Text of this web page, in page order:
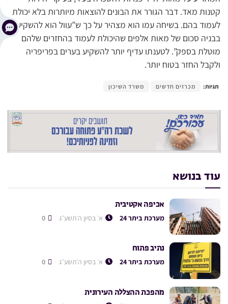
קטנות מאד. דבר הגורר את הבונים להוצאות מיותרות בלא יכולת
לעמוד בהם. בשיחה עמו הוא מצהיר על כך ש”עוול הוא להשקיע
בבניה סכום של מאות אלפים שהיכולת לעמוד בהחזרים שלהם
מוטלת בספק”. לטענתו עדיף יותר להשקיע בערים בפריפריה
ולקבל החזר בטוח יותר.
תגיות: מכרזים חדשים משרד השיכון
עוד בנושא
אכיפה אקטיבית
מערכת ביתר 24 א׳ בסיון ה׳תשע״ג
נתיב פתוח
מערכת ביתר 24 א׳ בסיון ה׳תשע״ג
מהפכת ההצללה העירונית